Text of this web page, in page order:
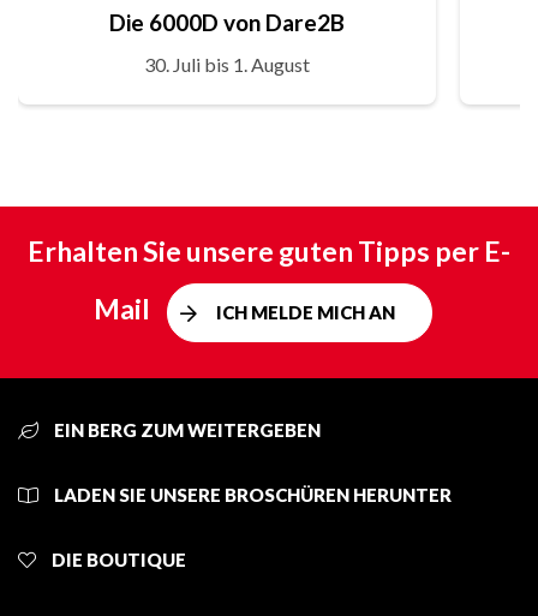
Die 6000D von Dare2B
30. Juli bis 1. August
Erhalten Sie unsere guten Tipps per E-
Mail
ICH MELDE MICH AN
EIN BERG ZUM WEITERGEBEN
LADEN SIE UNSERE BROSCHÜREN HERUNTER
DIE BOUTIQUE